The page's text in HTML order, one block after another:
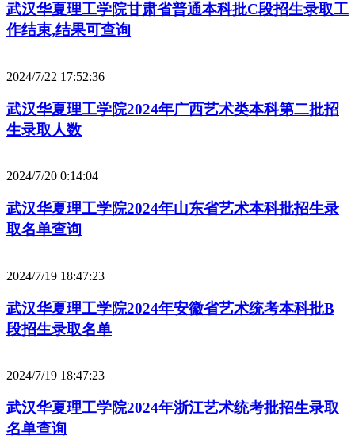
武汉华夏理工学院甘肃省普通本科批C段招生录取工
作结束,结果可查询
2024/7/22 17:52:36
武汉华夏理工学院2024年广西艺术类本科第二批招
生录取人数
2024/7/20 0:14:04
武汉华夏理工学院2024年山东省艺术本科批招生录
取名单查询
2024/7/19 18:47:23
武汉华夏理工学院2024年安徽省艺术统考本科批B
段招生录取名单
2024/7/19 18:47:23
武汉华夏理工学院2024年浙江艺术统考批招生录取
名单查询